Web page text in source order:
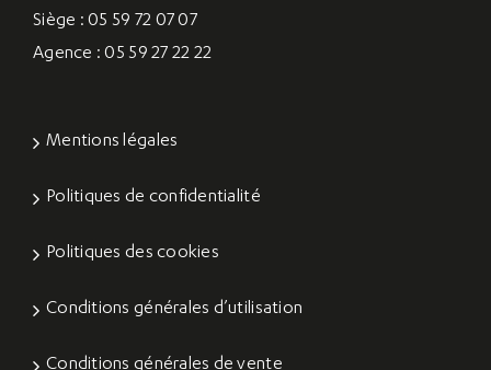
Siège : 05 59 72 07 07
Agence : 05 59 27 22 22
Mentions légales
Politiques de confidentialité
Politiques des cookies
Conditions générales d’utilisation
Conditions générales de vente